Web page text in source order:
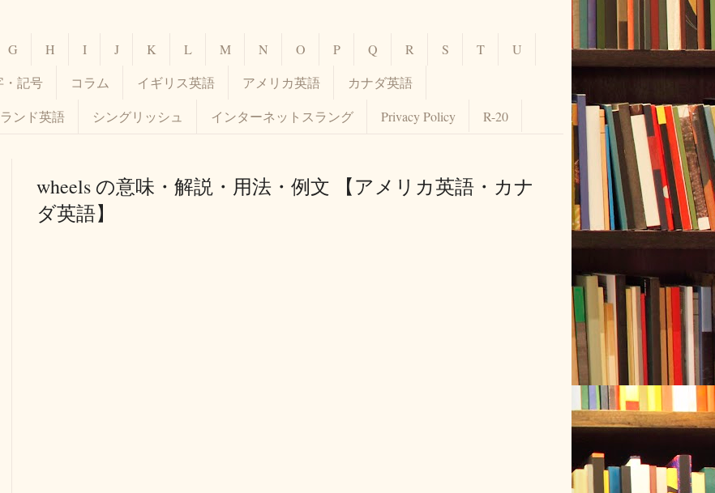
G H I J K L M N O P Q R S T
U
・記号 コラム イギリス英語 アメリカ英語 カナダ英語
ンド英語 シングリッシュ インターネットスラング Privacy Policy R-20
wheels の意味・解説・用法・例文 【アメリカ英語・カナ
ダ英語】